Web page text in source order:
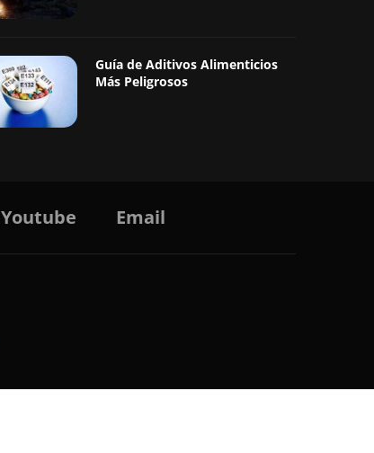
Guía de Aditivos Alimenticios
Más Peligrosos
Youtube Email